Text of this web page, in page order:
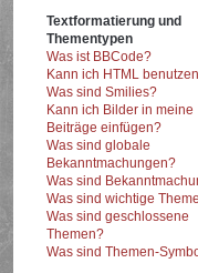
Textformatierung und
Thementypen
Was ist BBCode?
Kann ich HTML
Was sind Smilies?
Kann ich Bilder in meine
Beiträge einfügen?
Was sind globale
Bekanntmachungen?
Was sind
Was sind wichtige
Was sind geschlossene
Themen?
Was sind Themen-